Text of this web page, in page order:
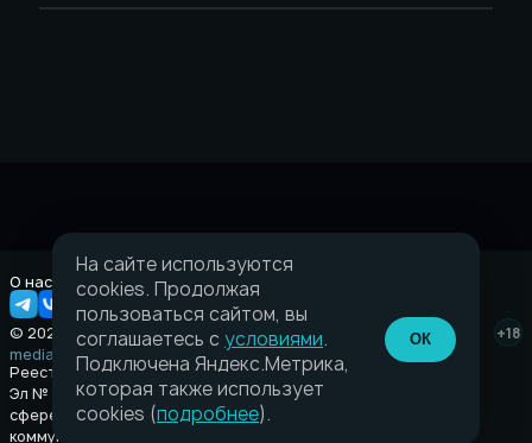
О нас Правовая информация
© 2026 Taverna.gg
+18
media@taverna.gg
Реестровая запись:
Эл № ФС77-89710 выдано Федеральной службой по надзору в
сфере связи, информационных технологий и массовых
коммуникаций (Роскомнадзор) от 08 июля 2025.
На сайте используются
cookies. Продолжая
пользоваться сайтом, вы
соглашаетесь с условиями.
Подключена Яндекс.Метрика,
которая также использует
cookies (подробнее).
ОК